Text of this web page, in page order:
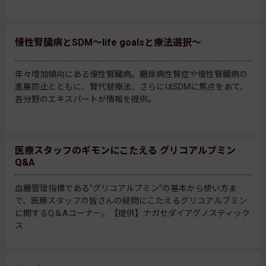
慢性腎臓病とSDM～life goalsと療法選択～
年々増加傾向にある慢性腎臓病。糖尿病性腎症や慢性腎臓病の
進展防止とともに、腎代替療法、さらにはSDMに焦点をあて、
各分野のエキスパートが情報を提供。
医療スタッフのギモンにこたえる グリコアルブミン
Q&A
血糖管理指標である”グリコアルブミン”の基本から使い方ま
で、医療スタッフの皆さんの疑問にこたえるグリコアルブミン
に関するQ＆Aコーナー。【提供】ナガセダイアグノスティック
ス